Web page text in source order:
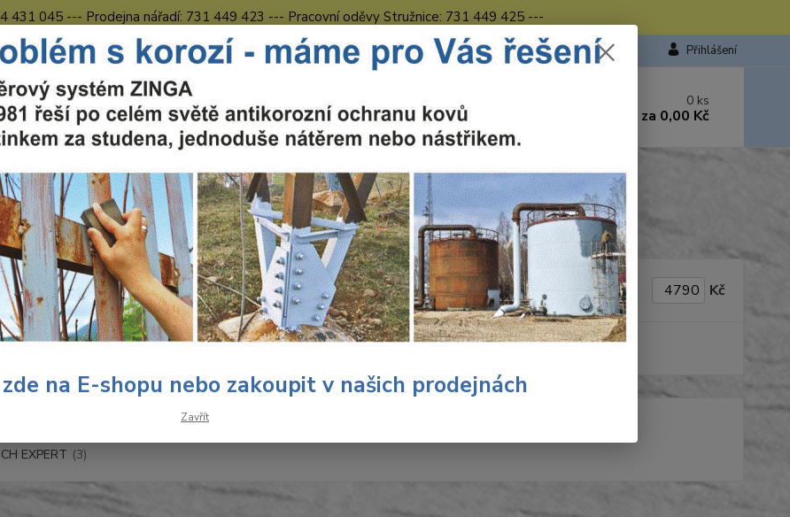
431 045 --- Prodejna nářadí: 731 449 423 --- Pracovní oděvy Stružnice: 731 449 425 ---
Obchodní podmínky Kontakty Česká Lípa Přihlášení
Hledat 731 449 423
8.00 hod. - 16.00 hod.
0 ks
za 0,00 Kč
BOSCH EXPERT Akumulátory a nabíječky
a nabíječky
Kč Od Do Kč
Novinka Doprava ZDARMA TOP produkt
EXPERT (3)
na E-shopu nebo zakoupit v našich prodejnách
Zavřít